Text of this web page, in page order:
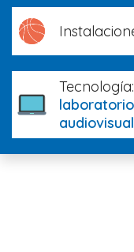
Tecnología: